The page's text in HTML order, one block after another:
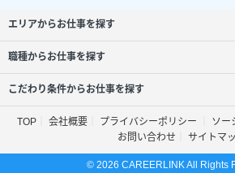
エリアからお仕事を探す
職種からお仕事を探す
こだわり条件からお仕事を探す
TOP 会社概要 プライバシーポリシー
ソー
お問い合わせ
サイトマ
© 2026 CAREERLINK All Rights